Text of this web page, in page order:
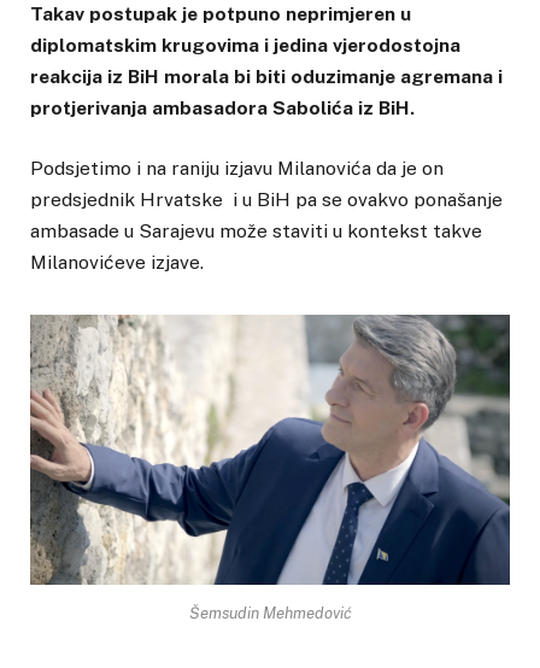
Takav postupak je potpuno neprimjeren u
diplomatskim krugovima i jedina vjerodostojna
reakcija iz BiH morala bi biti oduzimanje agremana i
protjerivanja ambasadora Sabolića iz BiH.
Podsjetimo i na raniju izjavu Milanovića da je on
predsjednik Hrvatske i u BiH pa se ovakvo ponašanje
ambasade u Sarajevu može staviti u kontekst takve
Milanovićeve izjave.
Šemsudin Mehmedović